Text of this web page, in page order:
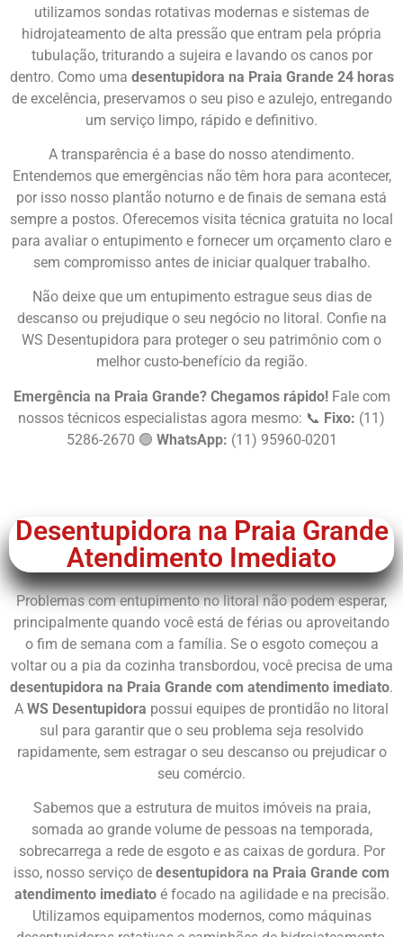
utilizamos sondas rotativas modernas e sistemas de
hidrojateamento de alta pressão que entram pela própria
tubulação, triturando a sujeira e lavando os canos por
dentro. Como uma desentupidora na Praia Grande 24 horas
de excelência, preservamos o seu piso e azulejo, entregando
um serviço limpo, rápido e definitivo.
A transparência é a base do nosso atendimento.
Entendemos que emergências não têm hora para acontecer,
por isso nosso plantão noturno e de finais de semana está
sempre a postos. Oferecemos visita técnica gratuita no local
para avaliar o entupimento e fornecer um orçamento claro e
sem compromisso antes de iniciar qualquer trabalho.
Não deixe que um entupimento estrague seus dias de
descanso ou prejudique o seu negócio no litoral. Confie na
WS Desentupidora para proteger o seu patrimônio com o
melhor custo-benefício da região.
Emergência na Praia Grande? Chegamos rápido!Fale com
nossos técnicos especialistas agora mesmo: 📞 Fixo: (11)
5286-2670 🟢 WhatsApp: (11) 95960-0201
Desentupidora na Praia Grande
Atendimento Imediato
Problemas com entupimento no litoral não podem esperar,
principalmente quando você está de férias ou aproveitando
o fim de semana com a família. Se o esgoto começou a
voltar ou a pia da cozinha transbordou, você precisa de uma
desentupidora na Praia Grande com atendimento imediato.
A WS Desentupidora possui equipes de prontidão no litoral
sul para garantir que o seu problema seja resolvido
rapidamente, sem estragar o seu descanso ou prejudicar o
seu comércio.
Sabemos que a estrutura de muitos imóveis na praia,
somada ao grande volume de pessoas na temporada,
sobrecarrega a rede de esgoto e as caixas de gordura. Por
isso, nosso serviço de desentupidora na Praia Grande com
atendimento imediatoé focado na agilidade e na precisão.
Utilizamos equipamentos modernos, como máquinas